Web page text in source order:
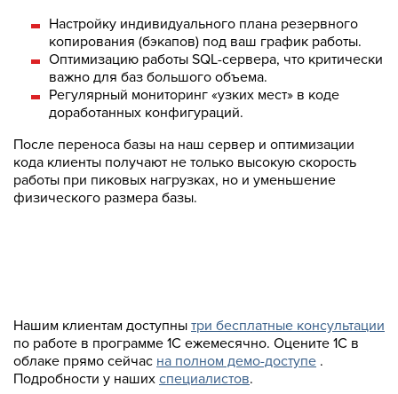
Настройку индивидуального плана резервного
копирования (бэкапов) под ваш график работы.
Оптимизацию работы SQL-сервера, что критически
важно для баз большого объема.
Регулярный мониторинг «узких мест» в коде
доработанных конфигураций.
После переноса базы на наш сервер и оптимизации
кода клиенты получают не только высокую скорость
работы при пиковых нагрузках, но и уменьшение
физического размера базы.
Нашим клиентам доступны три бесплатные консультации
по работе в программе 1С ежемесячно. Оцените 1С в
облаке прямо сейчас на полном демо-доступе .
Подробности у наших специалистов.